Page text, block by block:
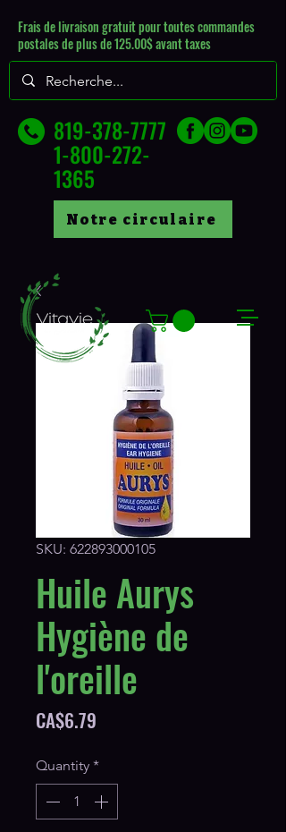
Frais de livraison gratuit pour toutes commandes
postales de plus de 125.00$ avant taxes
819-378-7777
1-800-272-
1365
Notre circulaire
SKU: 622893000105
Huile Aurys
Hygiène de
l'oreille
CA$6.79
Quantity *